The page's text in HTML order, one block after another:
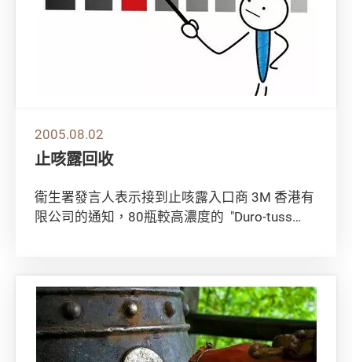
2005.08.02
止咳露回收
衞生署發言人表示接到止咳露入口商 3M 香港有
限公司的通知，80瓶較高濃度的 "Duro-tuss